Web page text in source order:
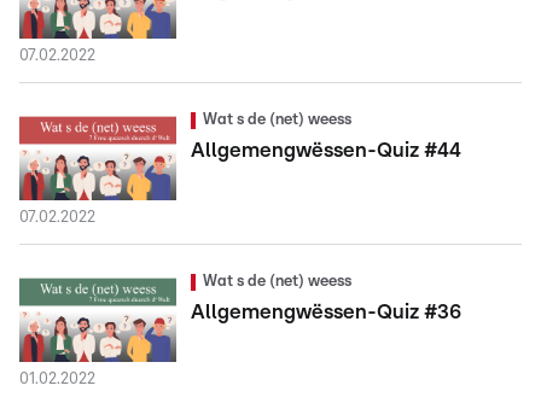
07.02.2022
Wat s de (net) weess
Allgemengwëssen-Quiz #44
07.02.2022
Wat s de (net) weess
Allgemengwëssen-Quiz #36
01.02.2022